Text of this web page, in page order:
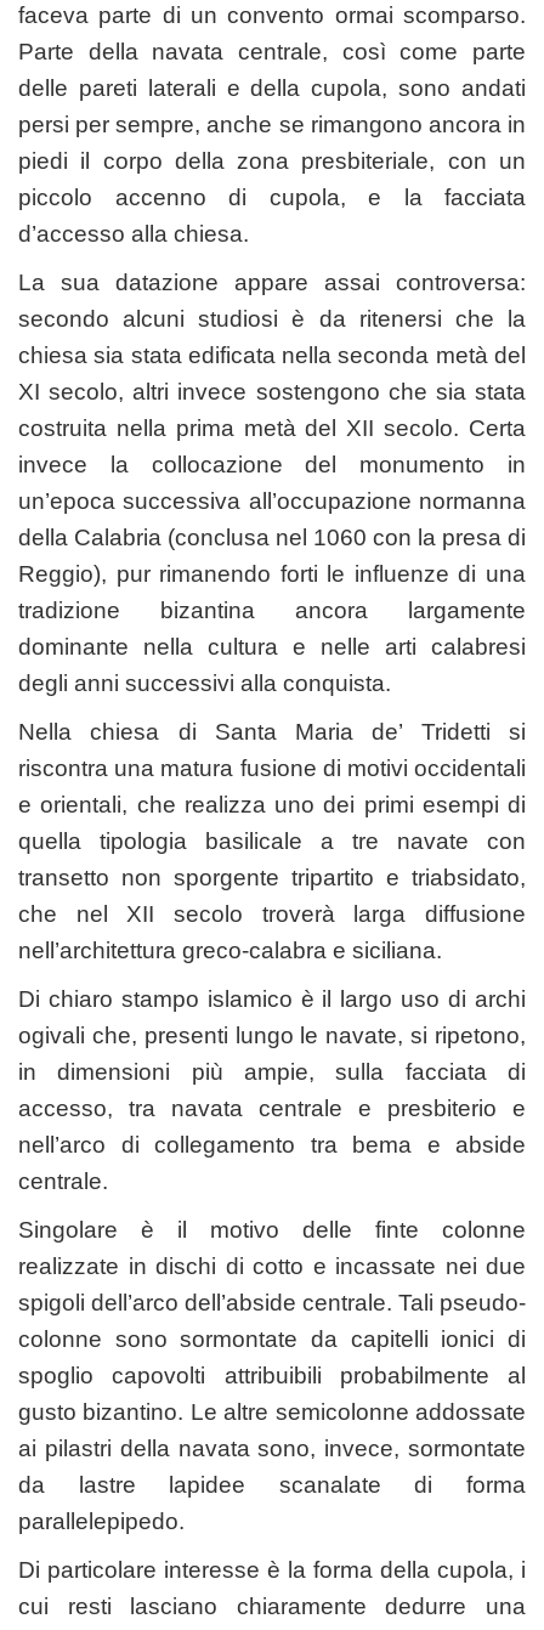
faceva parte di un convento ormai scomparso.
Parte della navata centrale, così come parte
delle pareti laterali e della cupola, sono andati
persi per sempre, anche se rimangono ancora in
piedi il corpo della zona presbiteriale, con un
piccolo accenno di cupola, e la facciata
d’accesso alla chiesa.
La sua datazione appare assai controversa:
secondo alcuni studiosi è da ritenersi che la
chiesa sia stata edificata nella seconda metà del
XI secolo, altri invece sostengono che sia stata
costruita nella prima metà del XII secolo. Certa
invece la collocazione del monumento in
un’epoca successiva all’occupazione normanna
della Calabria (conclusa nel 1060 con la presa di
Reggio), pur rimanendo forti le influenze di una
tradizione bizantina ancora largamente
dominante nella cultura e nelle arti calabresi
degli anni successivi alla conquista.
Nella chiesa di Santa Maria de’ Tridetti si
riscontra una matura fusione di motivi occidentali
e orientali, che realizza uno dei primi esempi di
quella tipologia basilicale a tre navate con
transetto non sporgente tripartito e triabsidato,
che nel XII secolo troverà larga diffusione
nell’architettura greco-calabra e siciliana.
Di chiaro stampo islamico è il largo uso di archi
ogivali che, presenti lungo le navate, si ripetono,
in dimensioni più ampie, sulla facciata di
accesso, tra navata centrale e presbiterio e
nell’arco di collegamento tra bema e abside
centrale.
Singolare è il motivo delle finte colonne
realizzate in dischi di cotto e incassate nei due
spigoli dell’arco dell’abside centrale. Tali pseudo-
colonne sono sormontate da capitelli ionici di
spoglio capovolti attribuibili probabilmente al
gusto bizantino. Le altre semicolonne addossate
ai pilastri della navata sono, invece, sormontate
da lastre lapidee scanalate di forma
parallelepipedo.
Di particolare interesse è la forma della cupola, i
cui resti lasciano chiaramente dedurre una